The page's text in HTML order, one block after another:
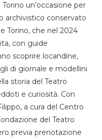
un’occasione per
archivistico conservato
Torino, che nel 2024
con guide
scoprire locandine,
di giornale e modellini
storia del Teatro
e curiosità. Con
a cura del Centro
del Teatro
previa prenotazione